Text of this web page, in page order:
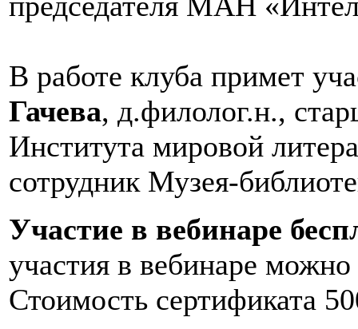
В работе клуба примет
Гачева, д.филолог.н.,
Института мировой
сотрудник Музея-
Участие в вебинаре
участия в вебинаре
Стоимость сертификата